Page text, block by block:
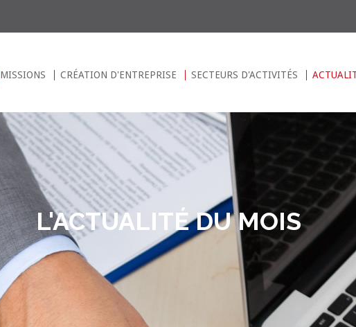
MISSIONS CRÉATION D'ENTREPRISE SECTEURS D'ACTIVITÉS
L'ACTUALITÉ DU MOIS